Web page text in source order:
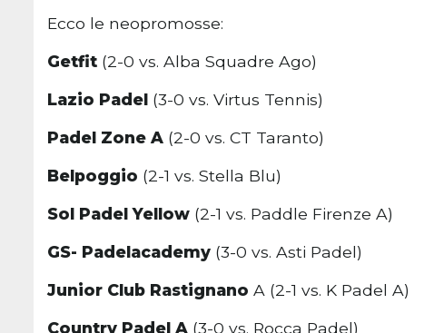
Ecco le neopromosse:
Getfit (2-0 vs. Alba Squadre Ago)
Lazio Padel (3-0 vs. Virtus Tennis)
Padel Zone A (2-0 vs. CT Taranto)
Belpoggio (2-1 vs. Stella Blu)
Sol Padel Yellow (2-1 vs. Paddle Firenze A)
GS- Padelacademy (3-0 vs. Asti Padel)
Junior Club Rastignano A (2-1 vs. K Padel A)
Country Padel A (3-0 vs. Rocca Padel)